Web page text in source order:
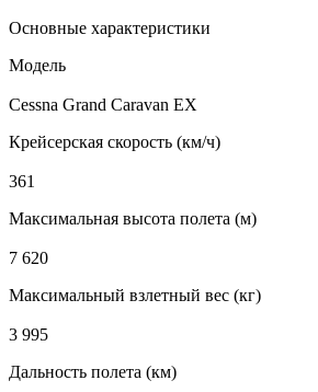
Основные характеристики
Модель
Cessna Grand Caravan EX
Крейсерская скорость (км/ч)
361
Максимальная высота полета (м)
7 620
Максимальный взлетный вес (кг)
3 995
Дальность полета (км)